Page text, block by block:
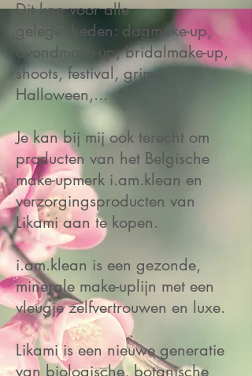
Dit kan voor alle
gelegenheden: dagmake-up,
avondmake-up, bridalmake-up,
shoots, festival, grime,
Halloween,...
Je kan bij mij ook terecht om
producten van het Belgische
make-upmerk i.am.klean en
verzorgingsproducten van
Likami aan te kopen.
i.am.klean is een gezonde,
minerale make-uplijn met een
vleugje zelfvertrouwen en luxe.
Likami is een nieuwe generatie
van biologische, botanische